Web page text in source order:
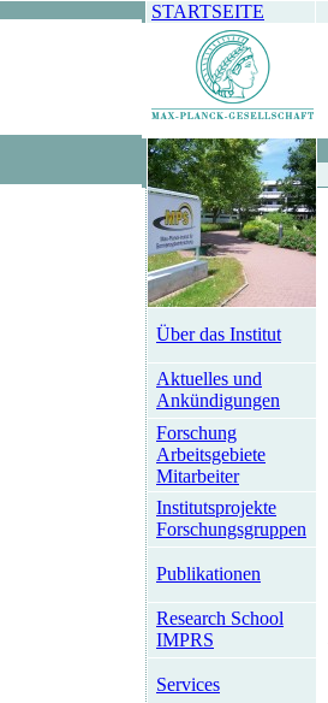
STARTSEITE
Über das Institut
Aktuelles und
Ankündigungen
Forschung
Arbeitsgebiete
Mitarbeiter
Institutsprojekte
Forschungsgruppen
Publikationen
Research School
IMPRS
Services